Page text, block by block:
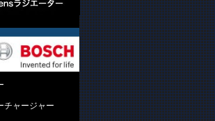
チャージャー